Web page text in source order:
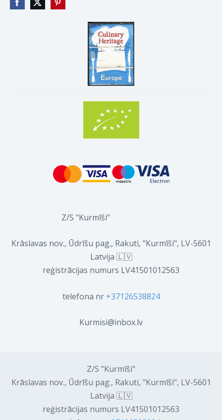
Z/S "Kurmīši"
Krāslavas nov., Ūdrīšu pag., Rakuti, "Kurmīši", LV-5601
Latvija 🇱🇻
reģistrācijas numurs LV41501012563
telefona nr +37126538824
Kurmisi@inbox.lv
Z/S "Kurmīši"
Krāslavas nov., Ūdrīšu pag., Rakuti, "Kurmīši", LV-5601
Latvija 🇱🇻
reģistrācijas numurs LV41501012563